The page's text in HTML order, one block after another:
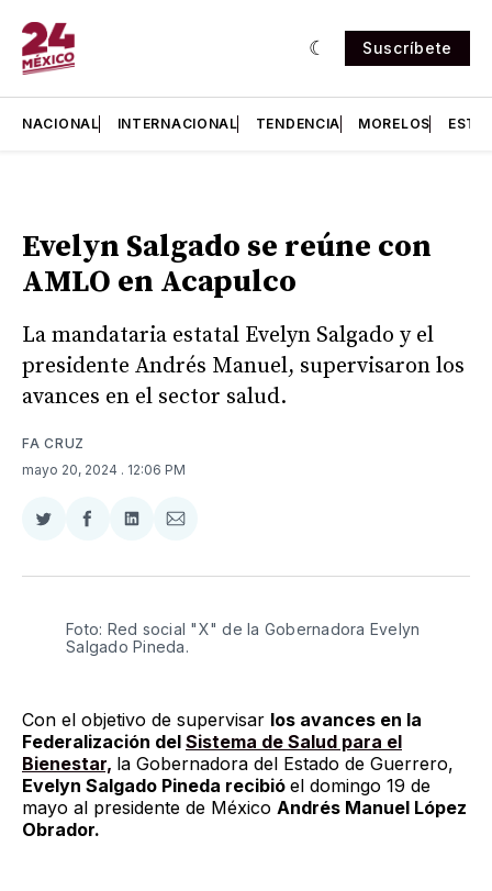
Suscríbete
NACIONAL INTERNACIONAL TENDENCIA MORELOS
Evelyn Salgado se reúne con
AMLO en Acapulco
La mandataria estatal Evelyn Salgado y el
presidente Andrés Manuel, supervisaron los
avances en el sector salud.
FA CRUZ
mayo 20, 2024 . 12:06 PM
Compartir
Twitter
Compartir
Facebook
Compartir
LinkedIn
Compartir
Email
Foto: Red social "X" de la Gobernadora Evelyn
Salgado Pineda.
Con el objetivo de supervisar los avances en la
Federalización del Sistema de Salud para el
Bienestar, la Gobernadora del Estado de Guerrero,
Evelyn Salgado Pineda recibió el domingo 19 de
mayo al presidente de México Andrés Manuel López
Obrador.